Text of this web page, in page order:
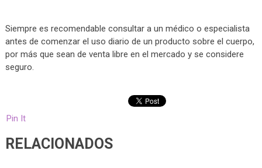
Siempre es recomendable consultar a un médico o especialista
antes de comenzar el uso diario de un producto sobre el cuerpo,
por más que sean de venta libre en el mercado y se considere
seguro.
Pin It
RELACIONADOS